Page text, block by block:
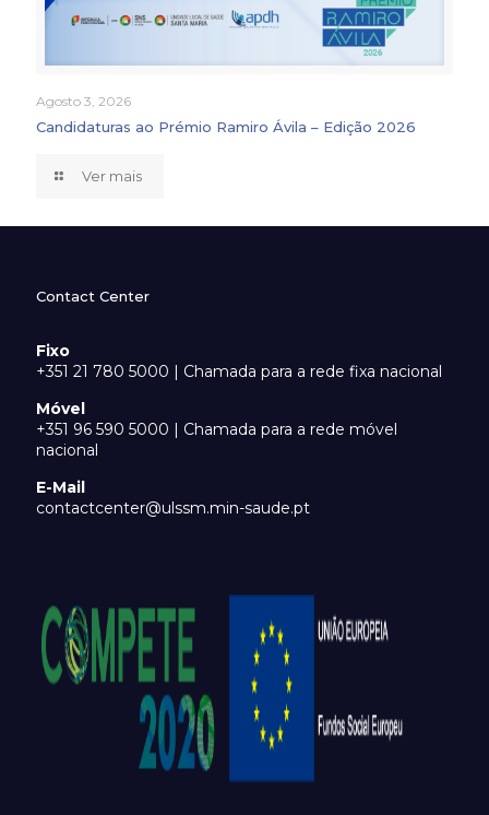
Agosto 3, 2026
Candidaturas ao Prémio Ramiro Ávila – Edição 2026
Ver mais
Contact Center
Fixo
+351 21 780 5000 | Chamada para a rede fixa nacional
Móvel
+351 96 590 5000 | Chamada para a rede móvel
nacional
E-Mail
contactcenter@ulssm.min-saude.pt